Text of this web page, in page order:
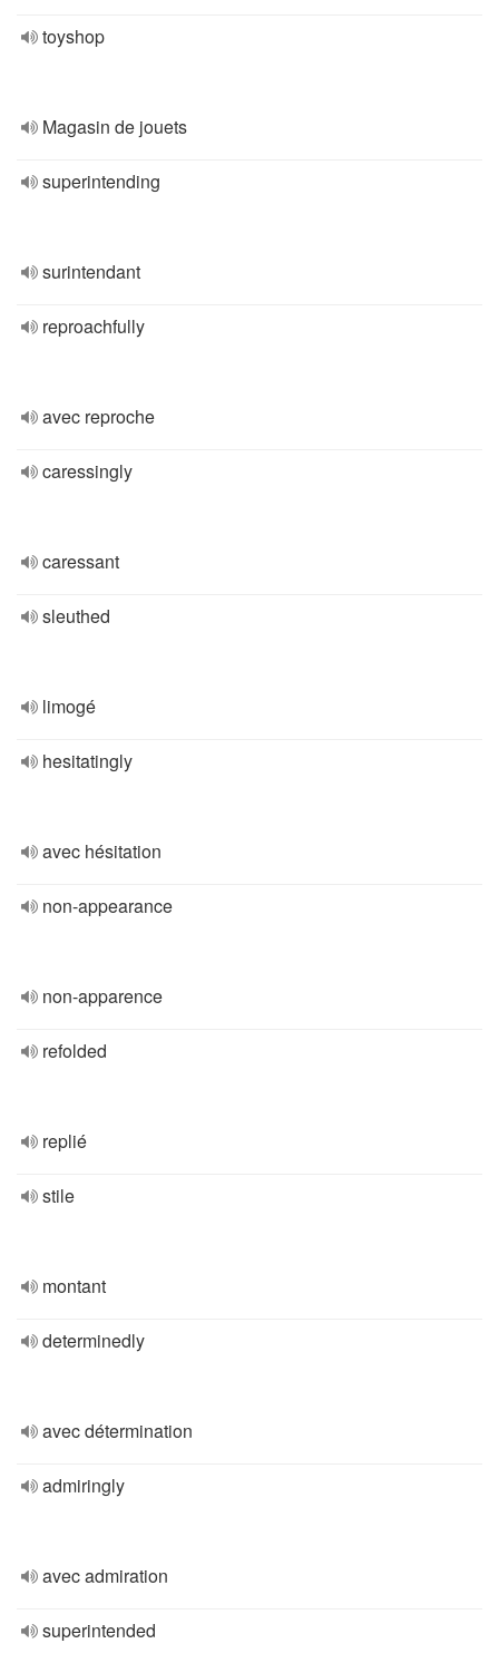
toyshop
Magasin de jouets
superintending
surintendant
reproachfully
avec reproche
caressingly
caressant
sleuthed
limogé
hesitatingly
avec hésitation
non-appearance
non-apparence
refolded
replié
stile
montant
determinedly
avec détermination
admiringly
avec admiration
superintended